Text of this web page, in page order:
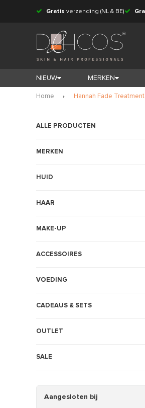
Gratis verzending (NL & BE)
NIEUW MERKEN
Home Hannah Fade Treatment
ALLE PRODUCTEN
MERKEN
HUID
HAAR
MAKE-UP
ACCESSOIRES
VOEDING
CADEAUS & SETS
OUTLET
SALE
Aangesloten bij